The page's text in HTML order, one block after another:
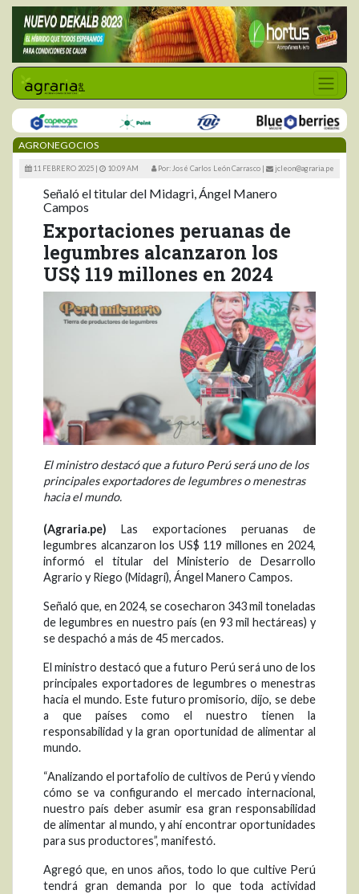
AGRONEGOCIOS
11 FEBRERO 2025 | 10:09 AM Por: José Carlos León Carrasco | jcleon@agraria.pe
Señaló el titular del Midagri, Ángel Manero
Campos
Exportaciones peruanas de
legumbres alcanzaron los
US$ 119 millones en 2024
El ministro destacó que a futuro Perú será uno de los
principales exportadores de legumbres o menestras
hacia el mundo.
(Agraria.pe) Las exportaciones peruanas de
legumbres alcanzaron los US$ 119 millones en 2024,
informó el titular del Ministerio de Desarrollo
Agrario y Riego (Midagri), Ángel Manero Campos.
Señaló que, en 2024, se cosecharon 343 mil toneladas
de legumbres en nuestro país (en 93 mil hectáreas) y
se despachó a más de 45 mercados.
El ministro destacó que a futuro Perú será uno de los
principales exportadores de legumbres o menestras
hacia el mundo. Este futuro promisorio, dijo, se debe
a que países como el nuestro tienen la
responsabilidad y la gran oportunidad de alimentar al
mundo.
“Analizando el portafolio de cultivos de Perú y viendo
cómo se va configurando el mercado internacional,
nuestro país deber asumir esa gran responsabilidad
de alimentar al mundo, y ahí encontrar oportunidades
para sus productores”, manifestó.
Agregó que, en unos años, todo lo que cultive Perú
tendrá gran demanda por lo que toda actividad